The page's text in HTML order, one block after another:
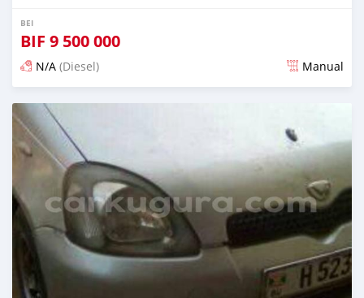
BEI
BIF 9 500 000
N/A (Diesel) Manual
Ilitangazwa karibia miaka 6 iliopita